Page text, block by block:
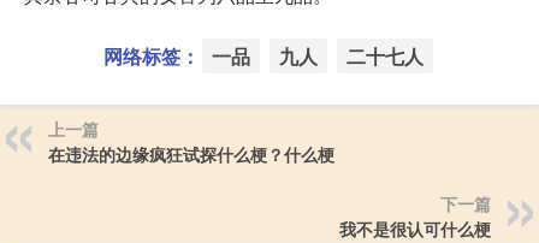
网络标签： 一品 九人 二十七人
上一篇
在违法的边缘疯狂试探什么梗？什么梗
下一篇
我不是很认可什么梗